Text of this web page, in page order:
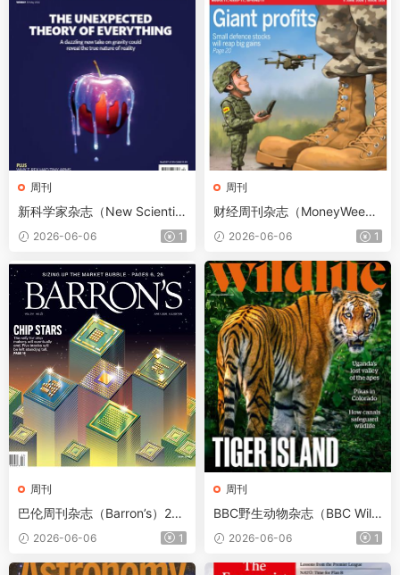
周刊
新科学家杂志（New Scientis
t）2026年5月30日
2026-06-06 1
周刊
财经周刊杂志（MoneyWee
k）2026年6月5日
2026-06-06 1
周刊
巴伦周刊杂志（Barron’s）202
6年6月1日
2026-06-06 1
周刊
BBC野生动物杂志（BBC Wildl
ife）2026年6月
2026-06-06 1